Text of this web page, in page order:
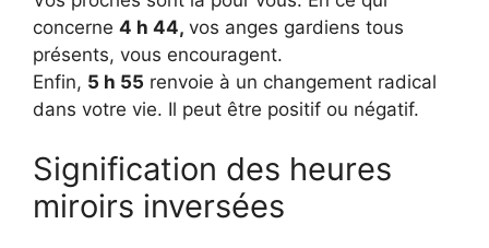
concerne 4 h 44, vos anges gardiens tous
présents, vous encouragent.
Enfin, 5 h 55 renvoie à un changement radical
dans votre vie. Il peut être positif ou négatif.
Signification des heures
miroirs inversées